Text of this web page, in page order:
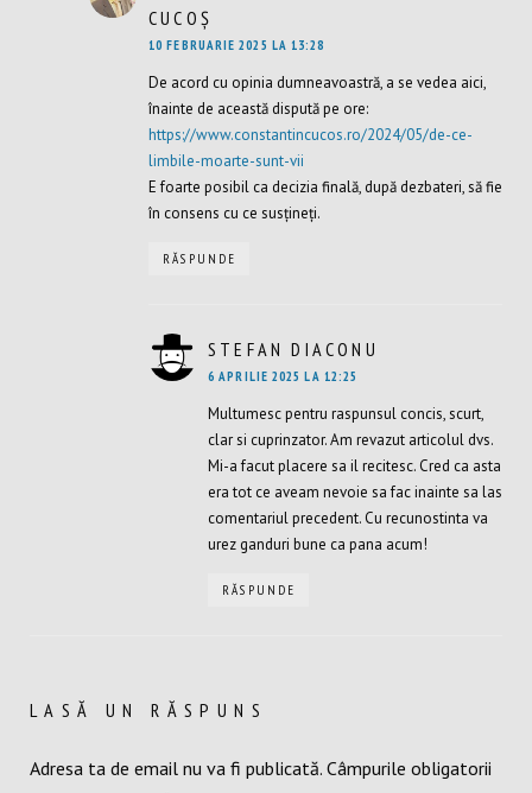
CUCOȘ
10 FEBRUARIE 2025 LA 13:28
De acord cu opinia dumneavoastră, a se vedea aici,
înainte de această dispută pe ore:
https://www.constantincucos.ro/2024/05/de-ce-
limbile-moarte-sunt-vii
E foarte posibil ca decizia finală, după dezbateri, să fie
în consens cu ce susțineți.
RĂSPUNDE
STEFAN DIACONU
6 APRILIE 2025 LA 12:25
Multumesc pentru raspunsul concis, scurt,
clar si cuprinzator. Am revazut articolul dvs.
Mi-a facut placere sa il recitesc. Cred ca asta
era tot ce aveam nevoie sa fac inainte sa las
comentariul precedent. Cu recunostinta va
urez ganduri bune ca pana acum!
RĂSPUNDE
LASĂ UN RĂSPUNS
Adresa ta de email nu va fi publicată. Câmpurile obligatorii